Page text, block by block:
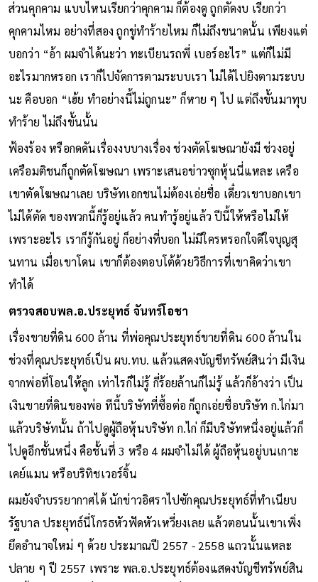
ส่วนคุกคาม แบบไหนเรียกว่าคุกคาม ก็ต้องดู ถูกตัดงบ เรียกว่า
คุกคามไหม อย่างที่สอง ถูกขู่ทำร้ายไหม ก็ไม่ถึงขนาดนั้น เพียงแต่
บอกว่า “อ้า ผมจำได้นะว่า ทะเบียนรถพี่ เบอร์อะไร” แต่ก็ไม่มี
อะไรมากหรอก เราก็ไปจัดการตามระบบเรา ไม่ได้ไปยิงตามระบบ
นะ คือบอก “เฮ้ย ทำอย่างนี้ไม่ถูกนะ” ก็หาย ๆ ไป แต่ถึงขั้นมาทุบ
ทำร้าย ไม่ถึงขั้นนั้น
ฟ้องร้อง หรือกดดันเรื่องงบบางเรื่อง ช่วงตัดโฆษณายังมี ช่วงอยู่
เครือมติชนก็ถูกตัดโฆษณา เพราะเสนอข่าวซุกหุ้นนี่แหละ เครือ
เขาตัดโฆษณาเลย บริษัทเอกชนไม่ต้องเอ่ยชื่อ เดี๋ยวเขาบอกเขา
ไม่ได้ตัด ของพวกนี้ก็รู้อยู่แล้ว คนทำรู้อยู่แล้ว ปีนี้ให้หรือไม่ให้
เพราะอะไร เราก็รู้กันอยู่ ก็อย่างที่บอก ไม่มีใครหรอกใจดีใจบุญสุ
นทาน เมื่อเขาโดน เขาก็ต้องตอบโต้ด้วยวิธีการที่เขาคิดว่าเขา
ทำได้
ตรวจสอบพล.อ.ประยุทธ์ จันทร์โอชา
เรื่องขายที่ดิน 600 ล้าน ที่พ่อคุณประยุทธ์ขายที่ดิน 600 ล้านใน
ช่วงที่คุณประยุทธ์เป็น ผบ.ทบ. แล้วแสดงบัญชีทรัพย์สินว่า มีเงิน
จากพ่อที่โอนให้ลูก เท่าไรก็ไม่รู้ กี่ร้อยล้านก็ไม่รู้ แล้วก็อ้างว่า เป็น
เงินขายที่ดินของพ่อ ทีนี้บริษัทที่ซื้อต่อ ก็ถูกเอ่ยชื่อบริษัท ก.ไก่มา
แล้วบริษัทนั้น ถ้าไปดูผู้ถือหุ้นบริษัท ก.ไก่ ก็มีบริษัทหนึ่งอยู่แล้วก็
ไปดูอีกชั้นหนึ่ง คือชั้นที่ 3 หรือ 4 ผมจำไม่ได้ ผู้ถือหุ้นอยู่บนเกาะ
เคย์แมน หรือบริทิชเวอร์จิ้น
ผมยังจำบรรยากาศได้ นักข่าวอิศราไปซักคุณประยุทธ์ที่ทำเนียบ
รัฐบาล ประยุทธ์นี่โกรธหัวฟัดหัวเหวี่ยงเลย แล้วตอนนั้นเขาเพิ่ง
ยึดอำนาจใหม่ ๆ ด้วย ประมาณปี 2557 - 2558 แถวนั้นแหละ
ปลาย ๆ ปี 2557 เพราะ พล.อ.ประยุทธ์ต้องแสดงบัญชีทรัพย์สิน